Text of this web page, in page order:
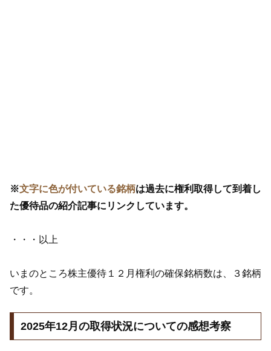
※文字に色が付いている銘柄は過去に権利取得して到着し
た優待品の紹介記事にリンクしています。
・・・以上
いまのところ株主優待１２月権利の確保銘柄数は、３銘柄
です。
2025年12月の取得状況についての感想考察